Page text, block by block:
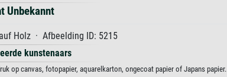
Unbekannt
Holz · Afbeelding ID: 5215
kunstenaars
op canvas, fotopapier, aquarelkarton, ongecoat papier of Japans papier.